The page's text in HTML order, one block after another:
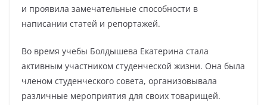
и проявила замечательные способности в
написании статей и репортажей.
Во время учебы Болдышева Екатерина стала
активным участником студенческой жизни. Она была
членом студенческого совета, организовывала
различные мероприятия для своих товарищей.